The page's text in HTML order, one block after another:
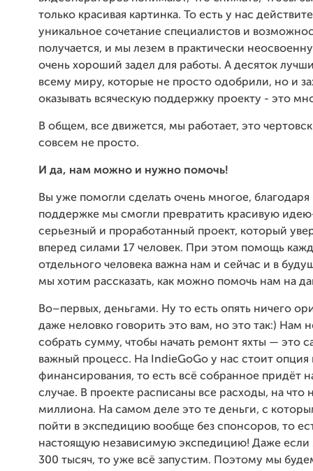
только красивая картинка. То есть у нас
уникальное сочетание специалистов и
получается, и мы лезем в практически
очень хороший задел для работы. А десяток
всему миру, которые не просто одобрили, но и
оказывать всяческую поддержку проекту - это
В общем, все движется, мы работает, это
совсем не просто.
И да, нам можно и нужно помочь!
Вы уже помогли сделать очень многое,
поддержке мы смогли превратить красивую
серьезный и проработанный проект, который
вперед силами 17 человек. При этом помощь
отдельного человека важна нам и сейчас и в
мы хотим рассказать, как можно помочь нам на
Во–первых, деньгами. Ну то есть опять ничего
даже неловко говорить это вам, но это так:) Нам
собрать сумму, чтобы начать ремонт яхты — это
важный процесс. На IndieGoGo у нас стоит опция
финансирования, то есть всё собранное придёт
случае. В проекте расписаны все расходы, на что
миллиона. На самом деле это те деньги, с
пойти в экспедицию вообще без спонсоров, то
настоящую независимую экспедицию! Даже
300 тысяч, то уже всё запустим. Поэтому мы